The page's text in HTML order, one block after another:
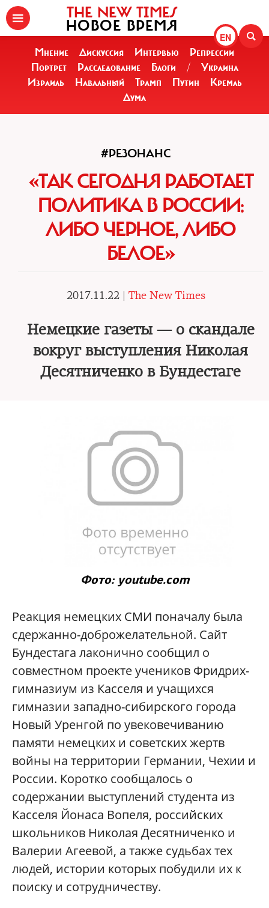
EN
THE NEW TIMES
НОВОЕ ВРЕМЯ
Мнение Дискуссия Интервью
Репрессии
Портрет
Расследование Блоги /
Украина
Израиль
Навальный Трамп Путин
Кремль
Дума
#РЕЗОНАНС
«ТАК СЕГОДНЯ РАБОТАЕТ
ПОЛИТИКА В РОССИИ:
ЛИБО ЧЕРНОЕ, ЛИБО
БЕЛОЕ»
2017.11.22 | The New Times
Немецкие газеты — о скандале
вокруг выступления Николая
Десятниченко в Бундестаге
Фото: youtube.com
Реакция немецких СМИ поначалу была
сдержанно-доброжелательной. Сайт
Бундестага лаконично сообщил о
совместном проекте учеников Фридрих-
гимназиум из Касселя и учащихся
гимназии западно-сибирского города
Новый Уренгой по увековечиванию
памяти немецких и советских жертв
войны на территории Германии, Чехии и
России. Коротко сообщалось о
содержании выступлений студента из
Касселя Йонаса Вопеля, российских
школьников Николая Десятниченко и
Валерии Агеевой, а также судьбах тех
людей, истории которых побудили их к
поиску и сотрудничеству.